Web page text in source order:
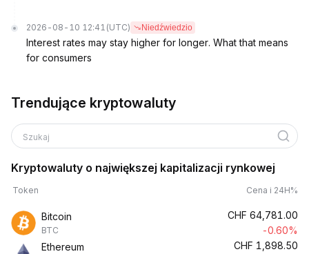
2026-08-10 12:41 (UTC) Niedźwiedzio
Interest rates may stay higher for longer. What that means
for consumers
Trendujące kryptowaluty
Szukaj
Kryptowaluty o największej kapitalizacji rynkowej
Token Cena i 24H%
Bitcoin
BTC
CHF 64,781.00
-0.60%
Ethereum
CHF 1,898.50